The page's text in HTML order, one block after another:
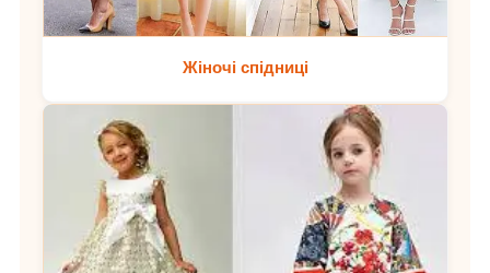
Жіночі спідниці